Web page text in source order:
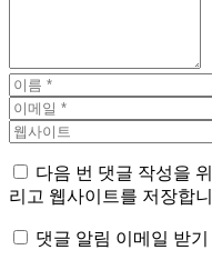
다음 번 댓글 작성을
리고 웹사이트를 저장합
댓글 알림 이메일 받기